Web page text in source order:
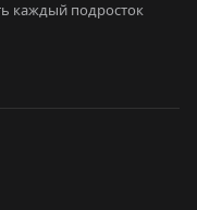
каждый подросток